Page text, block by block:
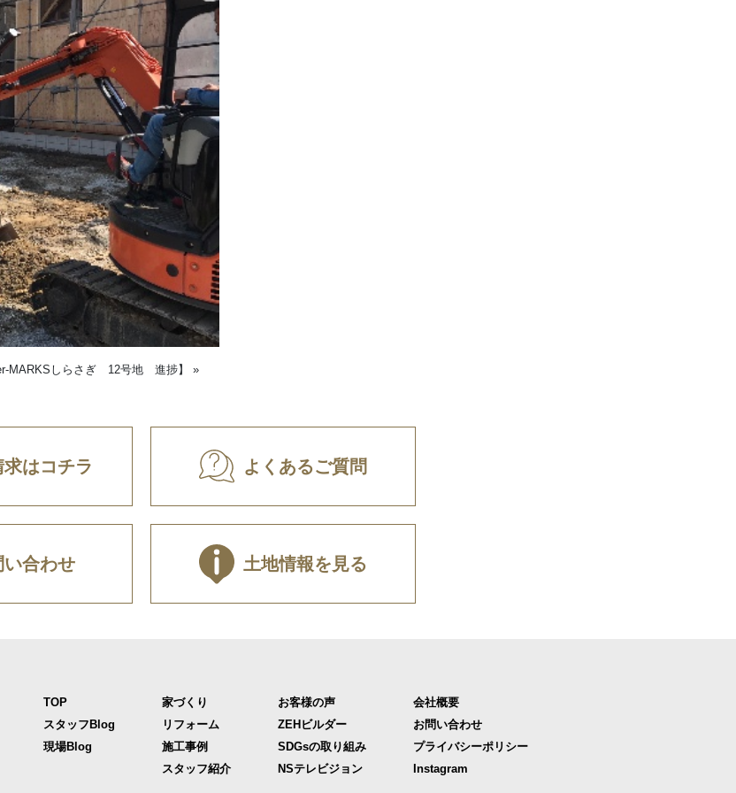
MARKSしらさぎ 12号地 進捗】
»
求はコチラ よくあるご質問
い合わせ 土地情報を見る
TOP
スタッフBlog
現場Blog
家づくり
リフォーム
施工事例
スタッフ紹介
お客様の声
ZEHビルダー
SDGsの取り組み
NSテレビジョン
会社概要
お問い合わせ
プライバシーポリシー
Instagram